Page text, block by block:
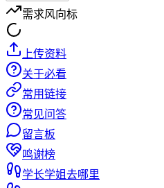
需求风向标
上传资料
关于必看
常用链接
常见问答
留言板
鸣谢榜
学长学姐去哪里